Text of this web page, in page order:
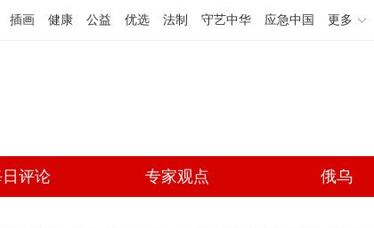
插画 健康 公益 优选 法制 守艺中华 应急中国 更多
评论 专家观点 俄乌